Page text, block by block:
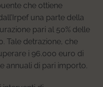
che ottiene
una parte della
pari al 50% delle
Tale detrazione, che
i 96.000 euro di
annuali di pari importo.